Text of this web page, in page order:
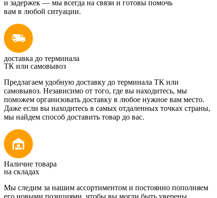
и задержек — мы всегда на связи и готовы помочь
вам в любой ситуации.
доставка до терминала
ТК или самовывоз
Предлагаем удобную доставку до терминала ТК или
самовывоз. Независимо от того, где вы находитесь, мы
поможем организовать доставку в любое нужное вам место.
Даже если вы находитесь в самых отдаленных точках страны,
мы найдем способ доставить товар до вас.
Наличие товара
на складах
Мы следим за нашим ассортиментом и постоянно пополняем
его новыми позициями, чтобы вы могли быть уверены